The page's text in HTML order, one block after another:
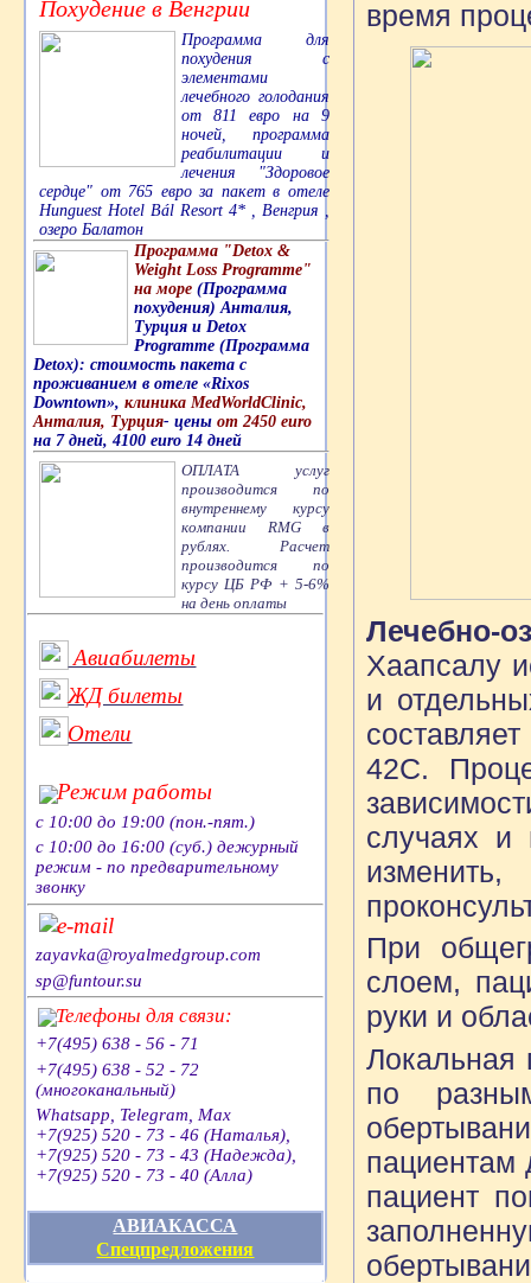
Похудение в Венгрии
Программа для
похудения с
элементами
лечебного голодания
от 811 евро на 9
ночей, программа
реабилитации и
лечения "Здоровое
сердце" от 765 евро за пакет в отеле
Hunguest Hotel Bál Resort 4* , Венгрия ,
озеро Балатон
Программа "Detox &
Weight Loss Programme"
на море (Программа
похудения) Анталия,
Турция и Detox
Programme (Программа
Detox): стоимость пакета с
проживанием в отеле «Rixos
Downtown», клиника MedWorldClinic,
Анталия, Турция- цены от 2450 euro
на 7 дней, 4100 euro 14 дней
ОПЛАТА услуг
производится по
внутреннему курсу
компании RMG в
рублях. Расчет
производится по
курсу ЦБ РФ + 5-6%
на день оплаты
Авиабилеты
ЖД билеты
Отели
Режим работы
с 10:00 до 19:00 (пон.-пят.)
с 10:00 до 16:00 (суб.) дежурный
режим - по предварительному
звонку
e-mail
zayavka@royalmedgroup.com
sp@funtour.su
Телефоны для связи:
+7(495) 638 - 56 - 71
+7(495) 638 - 52 - 72
(многоканальный)
Whatsapp, Telegram, Max
+7(925) 520 - 73 - 46 (Наталья),
+7(925) 520 - 73 - 43 (Надежда),
+7(925) 520 - 73 - 40 (Алла)
АВИАКАССА
Спецпредложения
время
Лечебно-
Хаапсалу
и
42С.
случаях и
При
слоем,
руки и
Локальная
по
пациентам
пациент